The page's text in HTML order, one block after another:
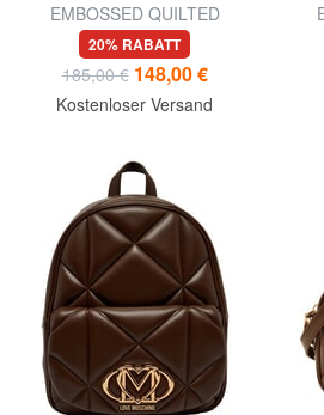
EMBOSSED QUILTED
Umhängetasche
20% RABATT
185,00 € 148,00 €
Kostenloser Versand